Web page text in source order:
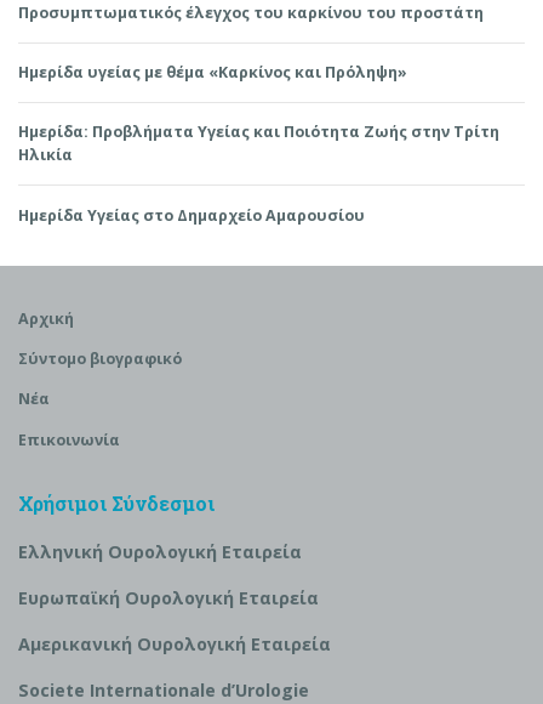
Προσυμπτωματικός έλεγχος του καρκίνου του προστάτη
Ημερίδα υγείας με θέμα «Καρκίνος και Πρόληψη»
Ημερίδα: Προβλήματα Υγείας και Ποιότητα Ζωής στην Τρίτη
Ηλικία
Ημερίδα Υγείας στο Δημαρχείο Αμαρουσίου
Αρχική
Σύντομο βιογραφικό
Νέα
Επικοινωνία
Χρήσιμοι Σύνδεσμοι
Ελληνική Ουρολογική Εταιρεία
Ευρωπαϊκή Ουρολογική Εταιρεία
Αμερικανική Ουρολογική Εταιρεία
Societe Internationale d’Urologie